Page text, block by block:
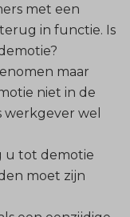
met een
in functie. Is
maar
niet in de
werkgever wel
u tot demotie
moet zijn